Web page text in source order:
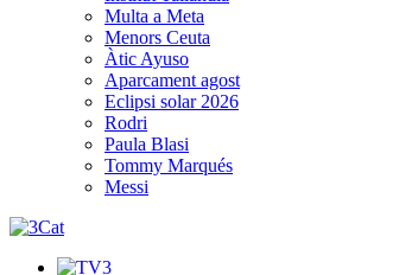
Multa a Meta
Menors Ceuta
Àtic Ayuso
Aparcament agost
Eclipsi solar 2026
Rodri
Paula Blasi
Tommy Marqués
Messi